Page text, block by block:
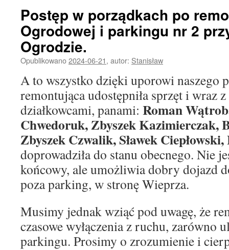
Postęp w porządkach po
Ogrodowej i parkingu nr 2
Ogrodzie.
Opublikowano2024-06-21, autor: Stanisław
A to wszystko dzięki uporowi naszego
remontująca udostępniła sprzęt i wraz
działkowcami, panami: Roman
Chwedoruk, Zbyszek Kazimierczak,
Zbyszek Czwalik, Sławek
doprowadziła do stanu obecnego. Nie
końcowy, ale umożliwia dobry dojazd
poza parking, w stronę Wieprza.
Musimy jednak wziąć pod uwagę, że
czasowe wyłączenia z ruchu, zarówno
parkingu. Prosimy o zrozumienie i